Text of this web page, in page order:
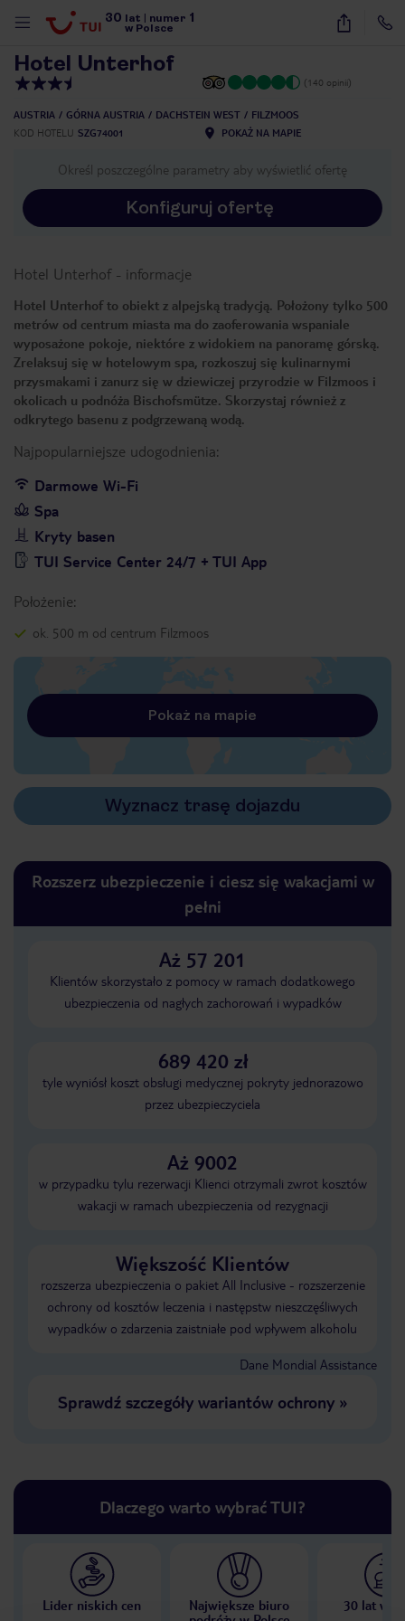
30 lat numer 1
w Polsce
16
Hotel Unterhof
(140 opinii)
AUSTRIA GÓRNA AUSTRIA DACHSTEIN WEST
FILZMOOS
KOD HOTELU SZG74001 POKAŻ NA MAPIE
Określ poszczególne parametry aby wyświetlić ofertę
Konfiguruj ofertę
Hotel Unterhof- informacje
Hotel Unterhof to obiekt z alpejską tradycją. Położony tylko 500
metrów od centrum miasta ma do zaoferowania wspaniale
wyposażone pokoje, niektóre z widokiem na panoramę górską.
Zrelaksuj się w hotelowym spa, rozkoszuj się kulinarnymi
przysmakami i zanurz się w dziewiczej przyrodzie w Filzmoos i
okolicach u podnóża Bischofsmütze. Skorzystaj również z
odkrytego basenu z podgrzewaną wodą.
Najpopularniejsze udogodnienia:
Darmowe Wi-Fi
Spa
Kryty basen
TUI Service Center 24/7 + TUI App
Położenie:
ok. 500 m od centrum Filzmoos
Pokaż na mapie
Wyznacz trasę dojazdu
Rozszerz ubezpieczenie i ciesz się wakacjami w
pełni
Aż 57 201
Klientów skorzystało z pomocy w ramach dodatkowego
ubezpieczenia od nagłych zachorowań i wypadków
689 420 zł
tyle wyniósł koszt obsługi medycznej pokryty jednorazowo
przez ubezpieczyciela
Aż 9002
w przypadku tylu rezerwacji Klienci otrzymali zwrot kosztów
wakacji w ramach ubezpieczenia od rezygnacji
Większość Klientów
rozszerza ubezpieczenia o pakiet All Inclusive - rozszerzenie
ochrony od kosztów leczenia i następstw nieszczęśliwych
wypadków o zdarzenia zaistniałe pod wpływem alkoholu
Dane Mondial Assistance
Sprawdź szczegóły wariantów ochrony»
Dlaczego warto wybrać TUI?
Lider niskich cen
Największe biuro
30 lat w